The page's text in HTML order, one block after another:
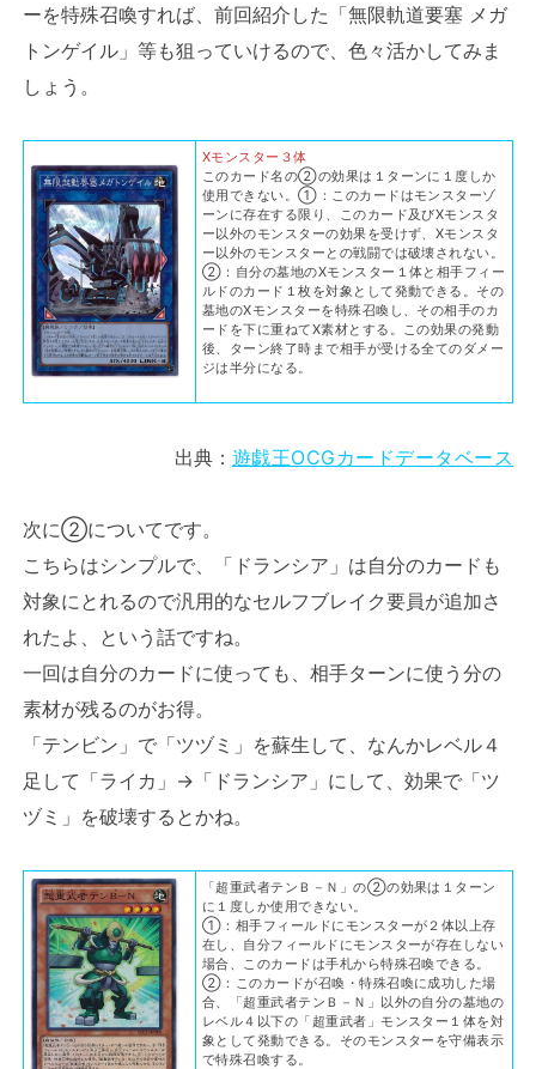
ーを特殊召喚すれば、前回紹介した「無限軌道要塞 メガ
トンゲイル」等も狙っていけるので、色々活かしてみま
しょう。
Xモンスター３体
このカード名の②の効果は１ターンに１度しか
使用できない。①：このカードはモンスターゾ
ーンに存在する限り、このカード及びXモンスタ
ー以外のモンスターの効果を受けず、Xモンスタ
ー以外のモンスターとの戦闘では破壊されない。
②：自分の墓地のXモンスター１体と相手フィー
ルドのカード１枚を対象として発動できる。その
墓地のXモンスターを特殊召喚し、その相手のカ
ードを下に重ねてX素材とする。この効果の発動
後、ターン終了時まで相手が受ける全てのダメー
ジは半分になる。
出典： 遊戯王OCGカードデータベース
次に②についてです。
こちらはシンプルで、「ドランシア」は自分のカードも
対象にとれるので汎用的なセルフブレイク要員が追加さ
れたよ、という話ですね。
一回は自分のカードに使っても、相手ターンに使う分の
素材が残るのがお得。
「テンビン」で「ツヅミ」を蘇生して、なんかレベル４
足して「ライカ」→「ドランシア」にして、効果で「ツ
ヅミ」を破壊するとかね。
「超重武者テンＢ－Ｎ」の②の効果は１ターン
に１度しか使用できない。
①：相手フィールドにモンスターが２体以上存
在し、自分フィールドにモンスターが存在しない
場合、このカードは手札から特殊召喚できる。
②：このカードが召喚・特殊召喚に成功した場
合、「超重武者テンＢ－Ｎ」以外の自分の墓地の
レベル４以下の「超重武者」モンスター１体を対
象として発動できる。そのモンスターを守備表示
で特殊召喚する。